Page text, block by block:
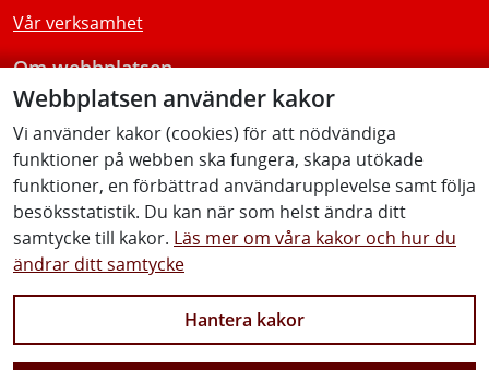
Webbplatsen använder kakor
Vi använder kakor (cookies) för att nödvändiga
funktioner på webben ska fungera, skapa utökade
funktioner, en förbättrad användarupplevelse samt följa
besöksstatistik. Du kan när som helst ändra ditt
samtycke till kakor. Läs mer om våra kakor och hur du
ändrar ditt samtycke
Hantera kakor
Vår verksamhet
Om webbplatsen
Tillgänglighetsredogörelse
Följ oss
Facebook Youtube